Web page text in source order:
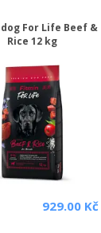
For Life Beef &
Rice 12 kg
929.00 Kč